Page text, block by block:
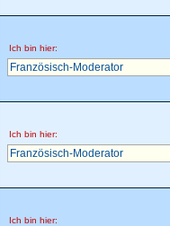
Ich bin hier:
Französisch-Moderator
Ich bin hier:
Französisch-Moderator
Ich bin hier: